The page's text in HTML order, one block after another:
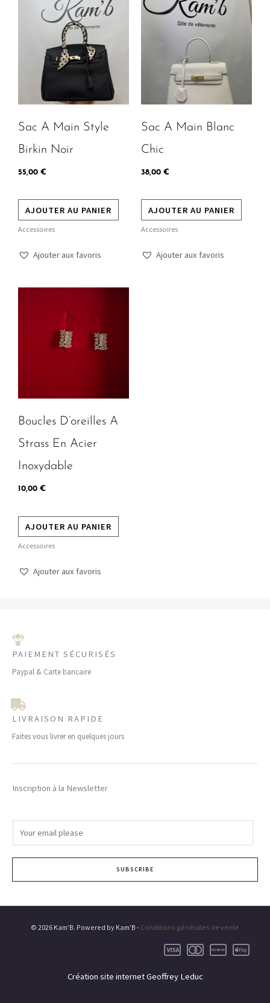
Sac A Main Style
Birkin Noir
55,00 €
AJOUTER AU PANIER
Accessoires
Ajouter aux favoris
Sac A Main Blanc
Chic
38,00 €
AJOUTER AU PANIER
Accessoires
Ajouter aux favoris
Boucles D’oreilles A
Strass En Acier
Inoxydable
10,00 €
AJOUTER AU PANIER
Accessoires
Ajouter aux favoris
PAIEMENT SÉCURISÉS
Paypal & Carte bancaire
LIVRAISON RAPIDE
Faites vous livrer en quelques jours
Inscription à la Newsletter
m
a
*
SUBSCRIBE
© 2026 Kam'B. Powered by Kam'B - Conditions générales de vente
Création site internet Geoffrey Leduc